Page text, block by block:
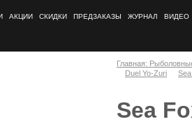
АКЦИИ СКИДКИ ПРЕДЗАКАЗЫ ЖУРНАЛ ВИДЕО
Главная:
Duel Yo-Zuri
Sea